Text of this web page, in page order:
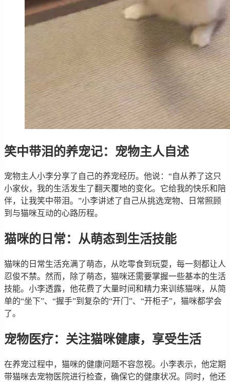
笑中带泪的养宠记：宠物主人自述
宠物主人小李分享了自己的养宠经历。他说：“自从养了这只
小家伙，我的生活发生了翻天覆地的变化。它给我的快乐和陪
伴，让我笑中带泪。”小李讲述了自己从挑选宠物、日常照顾
到与猫咪互动的心路历程。
猫咪的日常：从萌态到生活技能
猫咪的日常生活充满了萌态，从吃零食到玩耍，每一刻都让人
忍俊不禁。然而，除了萌态，猫咪还需要掌握一些基本的生活
技能。小李透露，他花费了大量时间和精力来训练猫咪，从简
单的“坐下”、“握手”到复杂的“开门”、“开柜子”，猫咪都学会
了。
宠物医疗：关注猫咪健康，享受生活
在养宠过程中，猫咪的健康问题不容忽视。小李表示，他定期
带猫咪去宠物医院进行检查，确保它的健康状况。同时，他还